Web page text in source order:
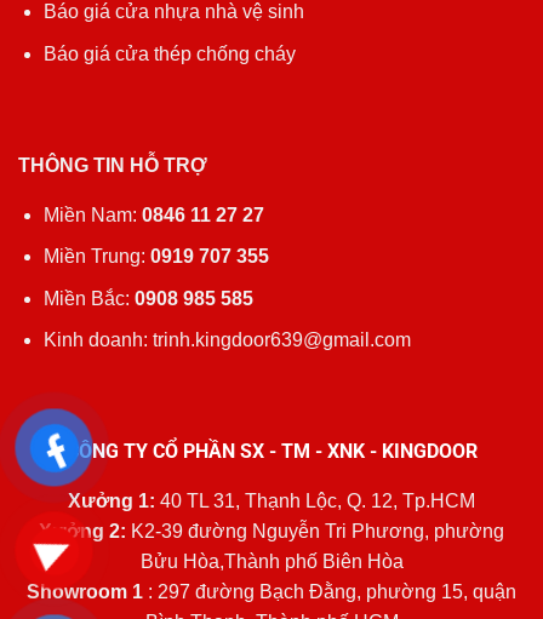
Báo giá cửa nhựa nhà vệ sinh
Báo giá cửa thép chống cháy
THÔNG TIN HỖ TRỢ
Miền Nam: 0846 11 27 27
Miền Trung: 0919 707 355
Miền Bắc: 0908 985 585
Kinh doanh: trinh.kingdoor639@gmail.com
CÔNG TY CỔ PHẦN SX - TM - XNK - KINGDOOR
Xưởng 1: 40 TL 31, Thạnh Lộc, Q. 12, Tp.HCM
Xưởng 2: K2-39 đường Nguyễn Tri Phương, phường
Bửu Hòa,Thành phố Biên Hòa
Showroom 1 : 297 đường Bạch Đằng, phường 15, quận